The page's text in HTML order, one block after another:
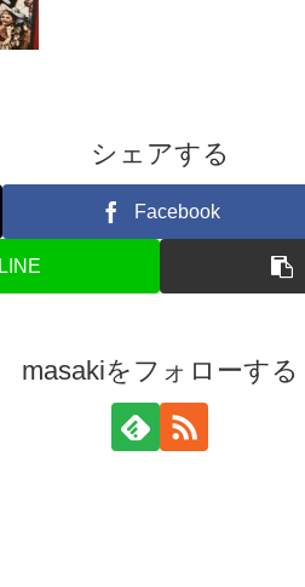
シェアする
Facebook
LINE
masakiをフォローする